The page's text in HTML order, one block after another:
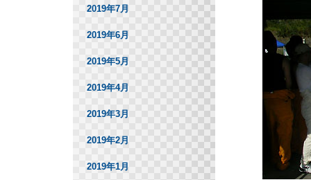
2019年7月
2019年6月
2019年5月
2019年4月
2019年3月
2019年2月
2019年1月